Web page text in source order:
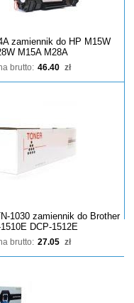
zamiennik do HP M15W
M15A M28A
brutto: 46.40 zł
1030 zamiennik do Brother
1510E DCP-1512E
brutto: 27.05 zł